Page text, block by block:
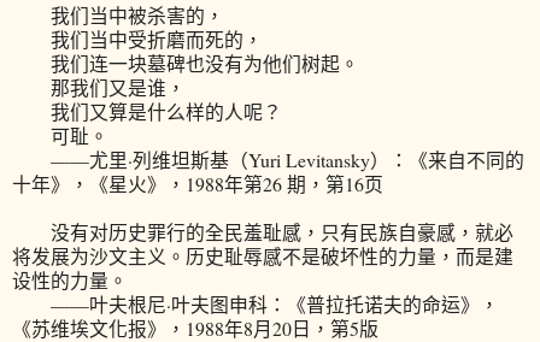
我们当中被杀害的，
我们当中受折磨而死的，
我们连一块墓碑也没有为他们树起。
那我们又是谁，
我们又算是什么样的人呢？
可耻。
——尤里·列维坦斯基（Yuri Levitansky）：《来自不同的
十年》，《星火》，1988年第26 期，第16页
没有对历史罪行的全民羞耻感，只有民族自豪感，就必
将发展为沙文主义。历史耻辱感不是破坏性的力量，而是建
设性的力量。
——叶夫根尼·叶夫图申科：《普拉托诺夫的命运》，
《苏维埃文化报》，1988年8月20日，第5版